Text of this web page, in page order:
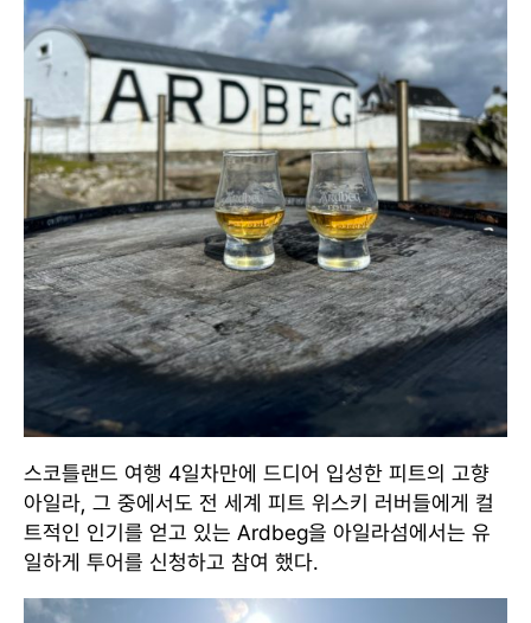
스코틀랜드 여행 4일차만에 드디어 입성한 피트의 고향
아일라, 그 중에서도 전 세계 피트 위스키 러버들에게 컬
트적인 인기를 얻고 있는 Ardbeg을 아일라섬에서는 유
일하게 투어를 신청하고 참여 했다.